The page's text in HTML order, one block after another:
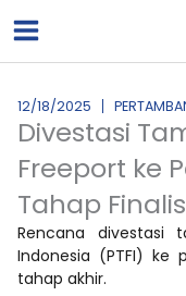
ke
12/18/2025
Divestasi
Freeport ke
Tahap
Rencana divestasi
Indonesia (PTFI) ke
tahap akhir.